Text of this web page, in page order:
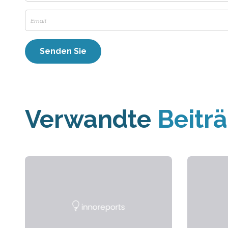
Verwandte